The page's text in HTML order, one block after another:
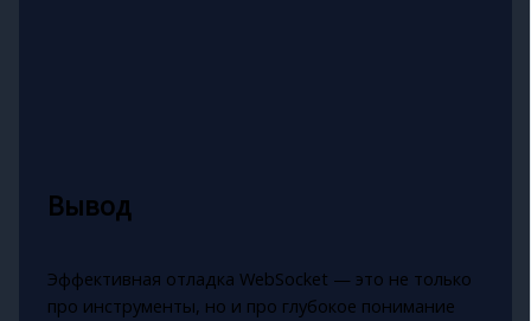
Вывод
Эффективная отладка WebSocket — это не только
про инструменты, но и про глубокое понимание